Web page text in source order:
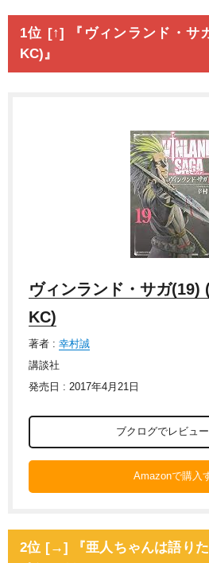
1位 [↑] 『ヴィンランド・サ
KC)』
ヴィンランド・サガ(19)
KC)
著者 : 幸村誠
講談社
発売日 : 2017年4月21日
ブクログでレビュ
Amazonで購入
2位 [→] 『亜人ちゃんは語り